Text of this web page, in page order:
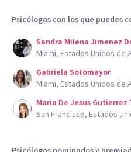
Psicólogos con los que puedes
Sandra Milena Jimenez
Miami, Estados Unidos de
Gabriela Sotomayor
Miami, Estados Unidos de
Maria De Jesus Gutierrez
San Francisco, Estados